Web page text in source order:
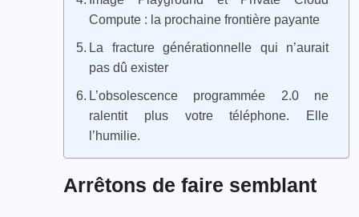
Compute : la prochaine frontière payante
La fracture générationnelle qui n’aurait
pas dû exister
L’obsolescence programmée 2.0 ne
ralentit plus votre téléphone. Elle
l’humilie.
Arrêtons de faire semblant